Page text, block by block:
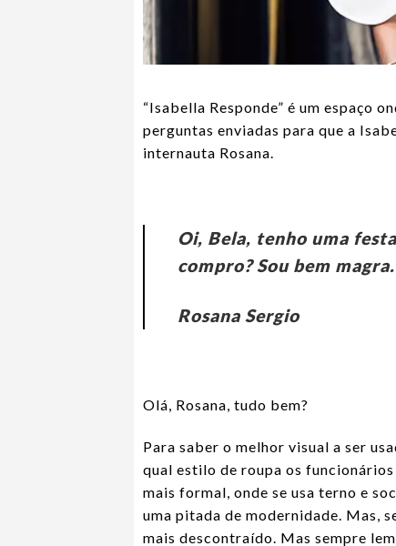
“Isabella Responde” é um espaço
perguntas enviadas para que a
internauta Rosana.
Oi, Bela, tenho uma
compro? Sou bem magra.
Rosana Sergio
Olá, Rosana, tudo bem?
Para saber o melhor visual a ser
qual estilo de roupa os
mais formal, onde se usa terno e
uma pitada de modernidade. Mas,
mais descontraído. Mas sempre